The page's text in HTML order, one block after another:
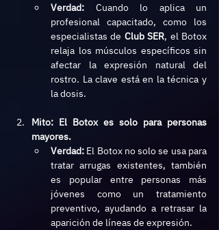
Verdad: Cuando lo aplica un
profesional capacitado, como los
especialistas de Club SER, el Botox
relaja los músculos específicos sin
afectar la expresión natural del
rostro. La clave está en la técnica y
la dosis.
Mito: El Botox es solo para personas
mayores.
Verdad: El Botox no solo se usa para
tratar arrugas existentes, también
es popular entre personas más
jóvenes como un tratamiento
preventivo, ayudando a retrasar la
aparición de líneas de expresión.